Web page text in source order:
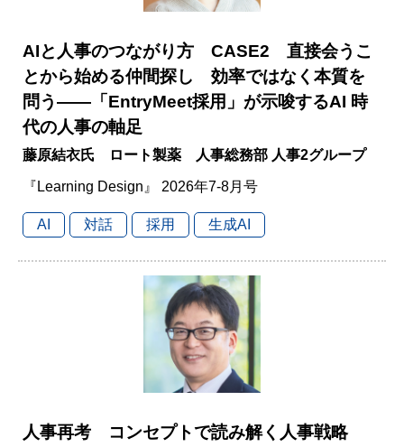
AIと人事のつながり方 CASE2 直接会うこ
とから始める仲間探し 効率ではなく本質を
問う――「EntryMeet採用」が示唆するAI 時
代の人事の軸足
藤原結衣氏 ロート製薬 人事総務部 人事2グループ
『Learning Design』 2026年7-8月号
AI 対話 採用 生成AI
人事再考 コンセプトで読み解く人事戦略